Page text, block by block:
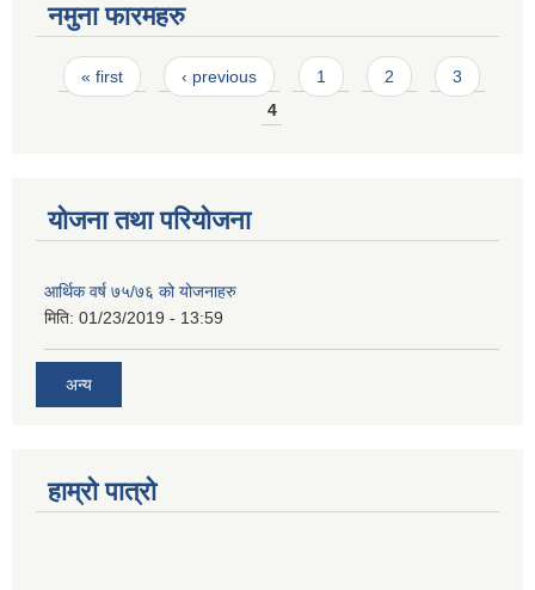
नमुना फारमहरु
Pages
« first ‹ previous 1 2
3
4
योजना तथा परियोजना
आर्थिक वर्ष ७५/७६ को योजनाहरु
मिति: 01/23/2019 - 13:59
अन्य
हाम्रो पात्रो